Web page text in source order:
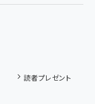
読者プレゼント